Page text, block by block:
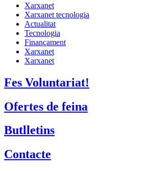
Xarxanet
Xarxanet tecnologia
Actualitat
Tecnologia
Finançament
Xarxanet
Xarxanet
Fes Voluntariat!
Ofertes de feina
Butlletins
Contacte